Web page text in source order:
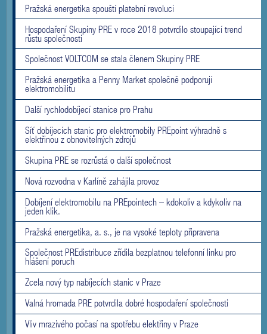
Pražská energetika spouští platební revoluci
Hospodaření Skupiny PRE v roce 2018 potvrdilo stoupající trend
růstu společnosti
Společnost VOLTCOM se stala členem Skupiny PRE
Pražská energetika a Penny Market společně podporují
elektromobilitu
Další rychlodobíjecí stanice pro Prahu
Síť dobíjecích stanic pro elektromobily PREpoint výhradně s
elektřinou z obnovitelných zdrojů
Skupina PRE se rozrůstá o další společnost
Nová rozvodna v Karlíně zahájila provoz
Dobíjení elektromobilu na PREpointech – kdokoliv a kdykoliv na
jeden klik.
Pražská energetika, a. s., je na vysoké teploty připravena
Společnost PREdistribuce zřídila bezplatnou telefonní linku pro
hlášení poruch
Zcela nový typ nabíjecích stanic v Praze
Valná hromada PRE potvrdila dobré hospodaření společnosti
Vliv mrazivého počasí na spotřebu elektřiny v Praze